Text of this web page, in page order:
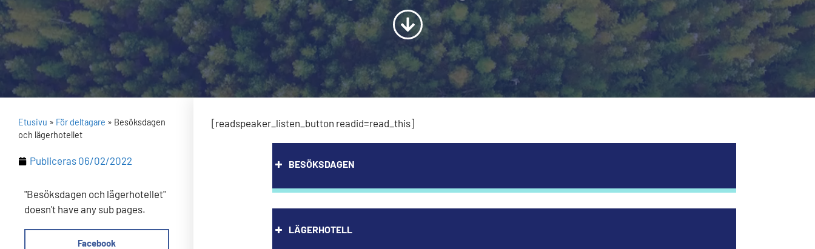
Etusivu » För deltagare » Besöksdagen
och lägerhotellet
Publiceras 06/02/2022
"Besöksdagen och lägerhotellet"
doesn't have any sub pages.
Facebook
[readspeaker_listen_button readid=read_this]
BESÖKSDAGEN
LÄGERHOTELL